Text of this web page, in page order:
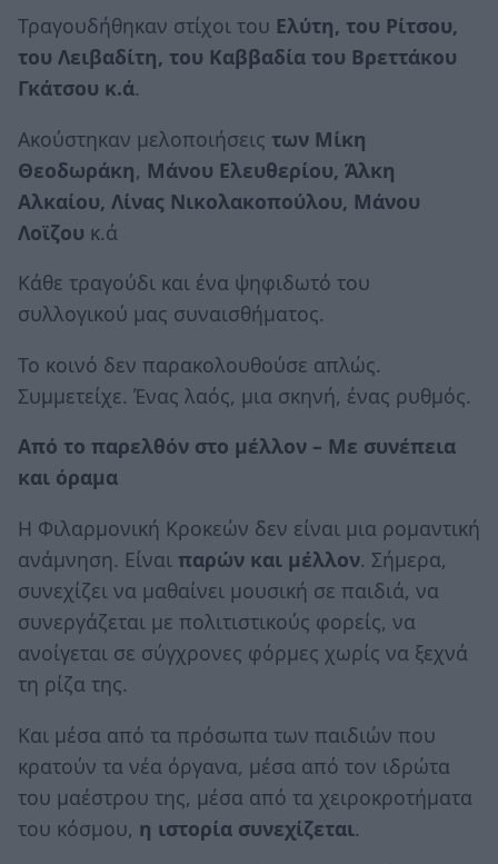
Τραγουδήθηκαν στίχοι του Ελύτη, του Ρίτσου,
του Λειβαδίτη, του Καββαδία του Βρεττάκου
Γκάτσου κ.ά.
Ακούστηκαν μελοποιήσεις των Μίκη
Θεοδωράκη, Μάνου Ελευθερίου, Άλκη
Αλκαίου, Λίνας Νικολακοπούλου, Μάνου
Λοϊζου κ.ά
Κάθε τραγούδι και ένα ψηφιδωτό του
συλλογικού μας συναισθήματος.
Το κοινό δεν παρακολουθούσε απλώς.
Συμμετείχε. Ένας λαός, μια σκηνή, ένας ρυθμός.
Από το παρελθόν στο μέλλον – Με συνέπεια
και όραμα
Η Φιλαρμονική Κροκεών δεν είναι μια ρομαντική
ανάμνηση. Είναι παρών και μέλλον. Σήμερα,
συνεχίζει να μαθαίνει μουσική σε παιδιά, να
συνεργάζεται με πολιτιστικούς φορείς, να
ανοίγεται σε σύγχρονες φόρμες χωρίς να ξεχνά
τη ρίζα της.
Και μέσα από τα πρόσωπα των παιδιών που
κρατούν τα νέα όργανα, μέσα από τον ιδρώτα
του μαέστρου της, μέσα από τα χειροκροτήματα
του κόσμου, η ιστορία συνεχίζεται.